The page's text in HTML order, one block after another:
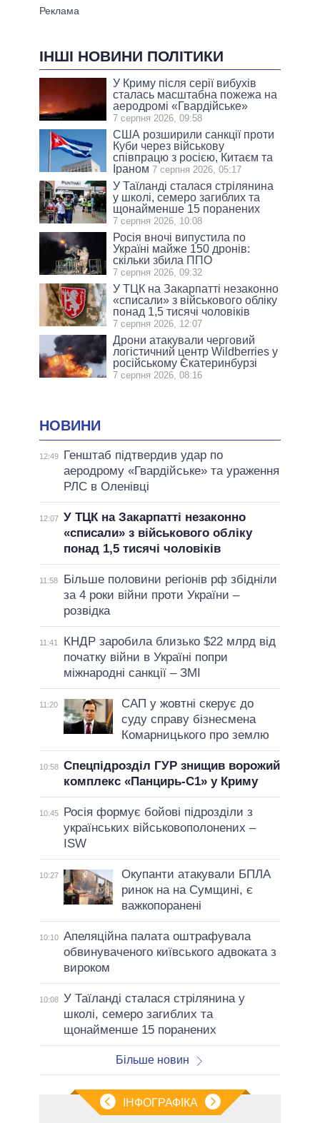
ІНШІ НОВИНИ ПОЛІТИКИ
У Криму після серії вибухів
сталась масштабна пожежа на
аеродромі «Гвардійське»
7 серпня 2026, 09:58
США розширили санкції проти
Куби через військову
співпрацю з росією, Китаєм та
Іраном 7 серпня 2026, 05:17
У Таїланді сталася стрілянина
у школі, семеро загиблих та
щонайменше 15 поранених
7 серпня 2026, 10:08
Росія вночі випустила по
Україні майже 150 дронів:
скільки збила ППО
7 серпня 2026, 09:32
У ТЦК на Закарпатті незаконно
«списали» з військового обліку
понад 1,5 тисячі чоловіків
7 серпня 2026, 12:07
Дрони атакували черговий
логістичний центр Wildberries у
російському Єкатеринбурзі
7 серпня 2026, 08:16
НОВИНИ
12:49
Генштаб підтвердив удар по
аеродрому «Гвардійське» та ураження
РЛС в Оленівці
12:07 У ТЦК на Закарпатті незаконно
«списали» з військового обліку
понад 1,5 тисячі чоловіків
11:58
Більше половини регіонів рф збідніли
за 4 роки війни проти України –
розвідка
11:41
КНДР заробила близько $22 млрд від
початку війни в Україні попри
міжнародні санкції – ЗМІ
11:20
САП у жовтні скерує до
суду справу бізнесмена
Комарницького про землю
10:58 Спецпідрозділ ГУР знищив ворожий
комплекс «Панцирь-С1» у Криму
10:45
Росія формує бойові підрозділи з
українських військовополонених –
ISW
10:27
Окупанти атакували БПЛА
ринок на на Сумщині, є
важкопоранені
10:10 Апеляційна палата оштрафувала
обвинуваченого київського адвоката з
вироком
10:08 У Таїланді сталася стрілянина у
школі, семеро загиблих та
щонайменше 15 поранених
Більше новин
ІНФОГРАФІКА